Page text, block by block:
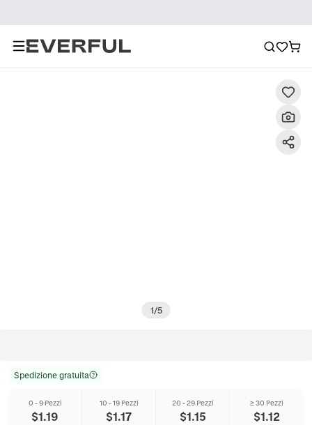
1/5
Spedizione gratuita
0 - 9 Pezzi
$1.19
10 - 19 Pezzi
$1.17
20 - 29 Pezzi
$1.15
≥ 30 Pezzi
$1.12